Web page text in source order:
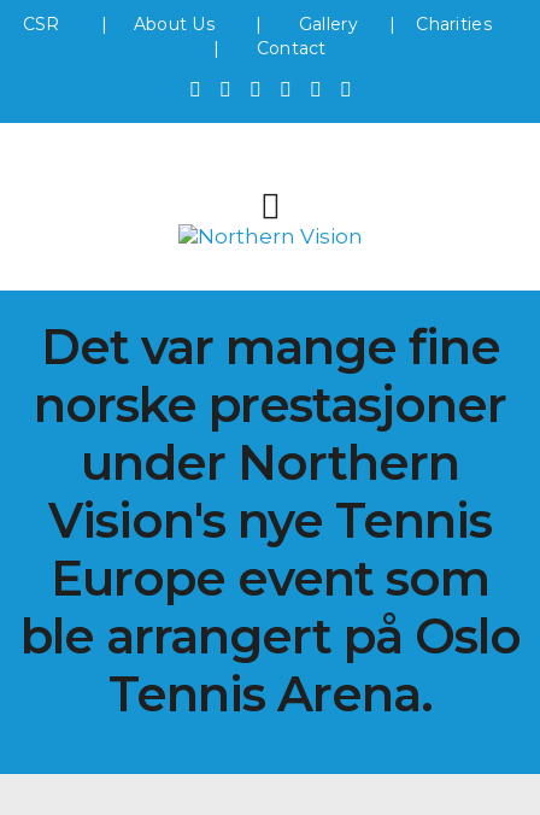
CSR | About Us | Gallery| Charities
| Contact
Det var mange fine
norske prestasjoner
under Northern
Vision's nye Tennis
Europe event som
ble arrangert på Oslo
Tennis Arena.